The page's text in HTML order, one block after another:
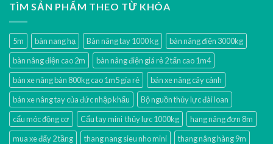
TÌM SẢN PHẨM THEO TỪ KHÓA
5m bàn nang hạ Bàn nâng tay 1000 kg
bàn nâng điện 3000kg
bàn nâng điện cao 2m
bàn nâng điện giá rẻ 2 tấn cao 1m4
bán xe nâng bàn 800kg cao 1m5 gía rẻ
bán xe nâng cây cảnh
bán xe nâng tay của đức nhập khẩu
Bộ nguồn thủy lực đài loan
cẩu móc động cơ
Cẩu tay mini thủy lực 1000kg
hang nâng đơn 8m
mua xe đẩy 2 tầng
thang nang sieu nho mini
thang nâng hàng 9m